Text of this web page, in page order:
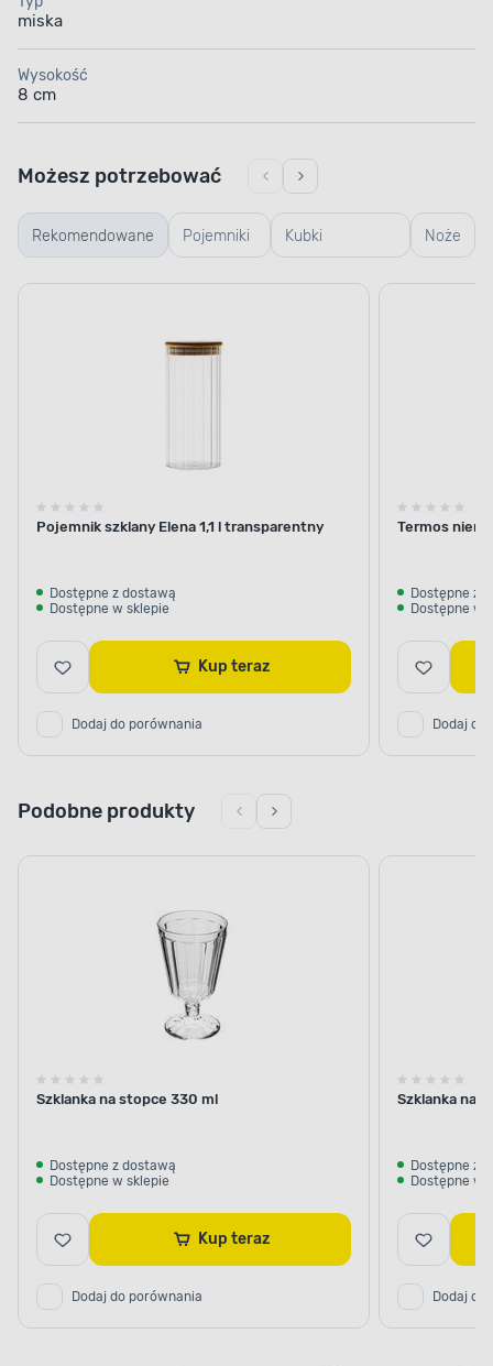
miska
Wysokość
8 cm
Rekomendowane Pojemniki
szklane
Kubki
termiczne i
Noże
Możesz potrzebować
Pojemnik szklany Elena 1,1 l transparentny
Dostępne z dostawą
Dostępne w sklepie
Kup teraz
Dodaj do porównania
Termos
Dostępne z
Dostępne w
Dodaj do
Podobne produkty
Szklanka na stopce 330 ml
Dostępne z dostawą
Dostępne w sklepie
Kup teraz
Dodaj do porównania
Szklanka na
Dostępne z
Dostępne w
Dodaj do